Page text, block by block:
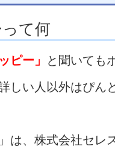
て何
ピー」 と聞いても
しい人以外はぴん
は、株式会社セレ